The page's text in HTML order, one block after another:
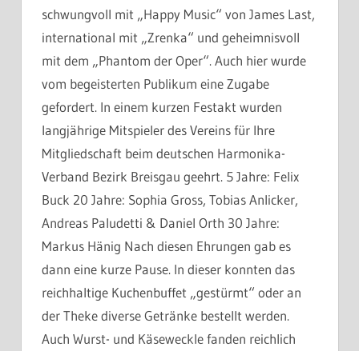
schwungvoll mit „Happy Music“ von James Last,
international mit „Zrenka“ und geheimnisvoll
mit dem „Phantom der Oper“. Auch hier wurde
vom begeisterten Publikum eine Zugabe
gefordert. In einem kurzen Festakt wurden
langjährige Mitspieler des Vereins für Ihre
Mitgliedschaft beim deutschen Harmonika-
Verband Bezirk Breisgau geehrt. 5 Jahre: Felix
Buck 20 Jahre: Sophia Gross, Tobias Anlicker,
Andreas Paludetti & Daniel Orth 30 Jahre:
Markus Hänig Nach diesen Ehrungen gab es
dann eine kurze Pause. In dieser konnten das
reichhaltige Kuchenbuffet „gestürmt“ oder an
der Theke diverse Getränke bestellt werden.
Auch Wurst- und Käseweckle fanden reichlich